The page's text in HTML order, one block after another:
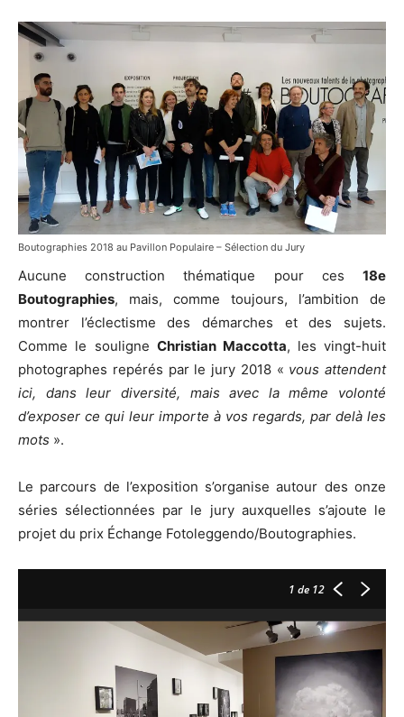
Boutographies 2018 au Pavillon Populaire – Sélection du Jury
Aucune construction thématique pour ces 18e
Boutographies, mais, comme toujours, l’ambition de
montrer l’éclectisme des démarches et des sujets.
Comme le souligne Christian Maccotta, les vingt-huit
photographes repérés par le jury 2018 « vous attendent
ici, dans leur diversité, mais avec la même volonté
d’exposer ce qui leur importe à vos regards, par delà les
mots ».
Le parcours de l’exposition s’organise autour des onze
séries sélectionnées par le jury auxquelles s’ajoute le
projet du prix Échange Fotoleggendo/Boutographies.
1 de 12